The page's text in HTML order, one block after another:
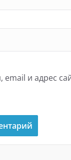
email и адрес